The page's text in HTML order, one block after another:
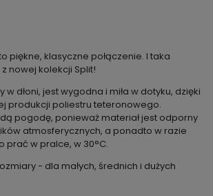
piękne, klasyczne połączenie. I taka
nowej kolekcji Split!
w dłoni, jest wygodna i miła w dotyku, dzięki
produkcji poliestru teteronowego.
pogodę, ponieważ materiał jest odporny
atmosferycznych, a ponadto w razie
prać w pralce, w 30°C.
- dla małych, średnich i dużych